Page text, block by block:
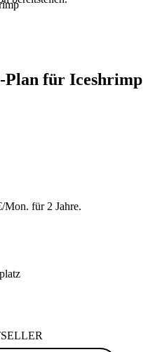
Plan für Iceshrimp
Mon. für 2 Jahre.